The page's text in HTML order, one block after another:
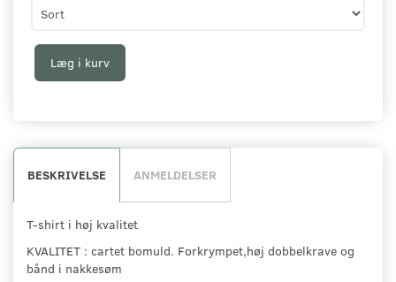
Læg i kurv
BESKRIVELSE ANMELDELSER
T-shirt i høj kvalitet
KVALITET : cartet bomuld. Forkrympet,høj dobbelkrave og
bånd i nakkesøm